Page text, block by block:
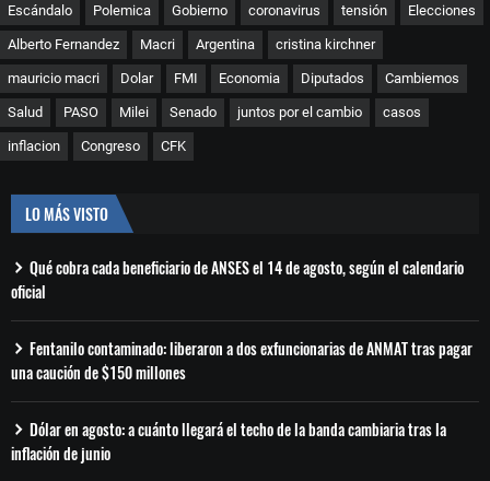
Escándalo Polemica Gobierno coronavirus tensión Elecciones
Alberto Fernandez Macri Argentina cristina kirchner
mauricio macri Dolar FMI Economia Diputados Cambiemos
Salud PASO Milei Senado juntos por el cambio casos
inflacion Congreso CFK
LO MÁS VISTO
Qué cobra cada beneficiario de ANSES el 14 de agosto, según el calendario
oficial
Fentanilo contaminado: liberaron a dos exfuncionarias de ANMAT tras pagar
una caución de $150 millones
Dólar en agosto: a cuánto llegará el techo de la banda cambiaria tras la
inflación de junio